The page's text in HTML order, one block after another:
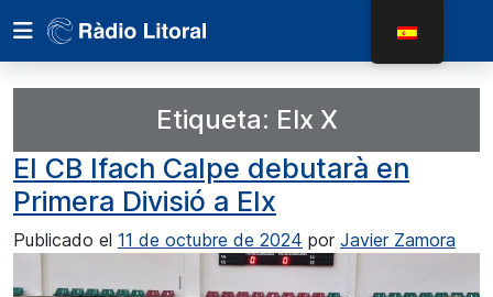
Etiqueta: Elx X
El CB Ifach Calpe debutarà en
Primera Divisió a Elx
Publicado el 11 de octubre de 2024 por Javier Zamora